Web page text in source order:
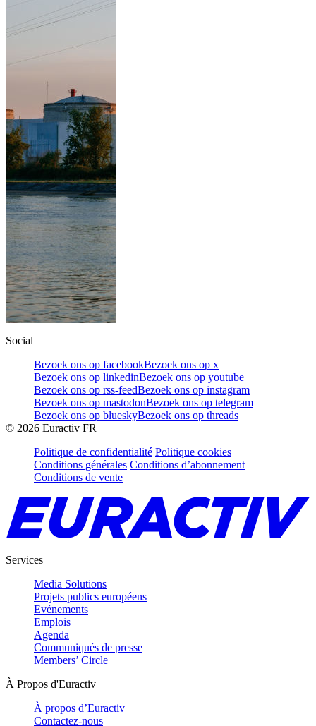
Social
Bezoek ons op facebookBezoek ons op x
Bezoek ons op linkedinBezoek ons op youtube
Bezoek ons op rss-feedBezoek ons op instagram
Bezoek ons op mastodonBezoek ons op telegram
Bezoek ons op blueskyBezoek ons op threads
© 2026 Euractiv FR
Politique de confidentialité Politique cookies
Conditions générales Conditions d’abonnement
Conditions de vente
Services
Media Solutions
Projets publics européens
Evénements
Emplois
Agenda
Communiqués de presse
Members’ Circle
À Propos d'Euractiv
À propos d’Euractiv
Contactez-nous